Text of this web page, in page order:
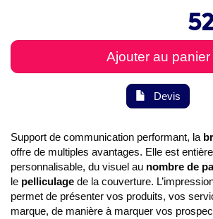
Ajouter au panier
Devis
Support de communication performant, la
offre de multiples avantages. Elle est
personnalisable, du visuel au nombre de
le pelliculage de la couverture.
permet de présenter vos produits, vos
marque, de manière à marquer vos